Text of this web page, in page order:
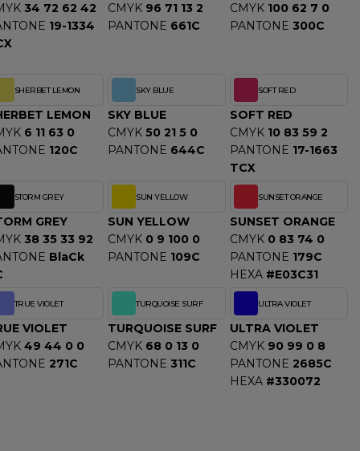
34 72 62 42
19-1334
CMYK 96 71 13 2
PANTONE 661C
CMYK 100 62 7 0
PANTONE 300C
SHERBET LEMON
LEMON
6 11 63 0
120C
SKY BLUE
SKY BLUE
CMYK 50 21 5 0
PANTONE 644C
SOFT RED
SOFT RED
CMYK 10 83 59 2
PANTONE 17-1663
TCX
STORM GREY
GREY
38 35 33 92
BlaCk
SUN YELLOW
SUN YELLOW
CMYK 0 9 100 0
PANTONE 109C
SUNSET ORANGE
SUNSET ORANGE
CMYK 0 83 74 0
PANTONE 179C
HEXA #E03C31
TRUE VIOLET
VIOLET
49 44 0 0
271C
TURQUOISE SURF
TURQUOISE SURF
CMYK 68 0 13 0
PANTONE 311C
ULTRA VIOLET
ULTRA VIOLET
CMYK 90 99 0 8
PANTONE 2685C
HEXA #330072